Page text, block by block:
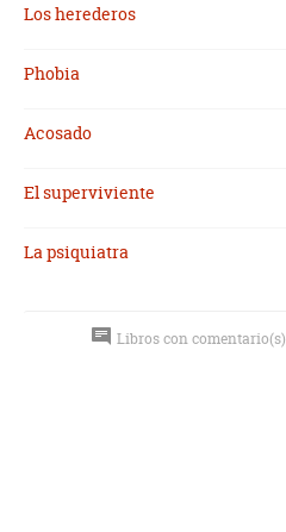
Los herederos
Phobia
Acosado
El superviviente
La psiquiatra
Libros con comentario(s)